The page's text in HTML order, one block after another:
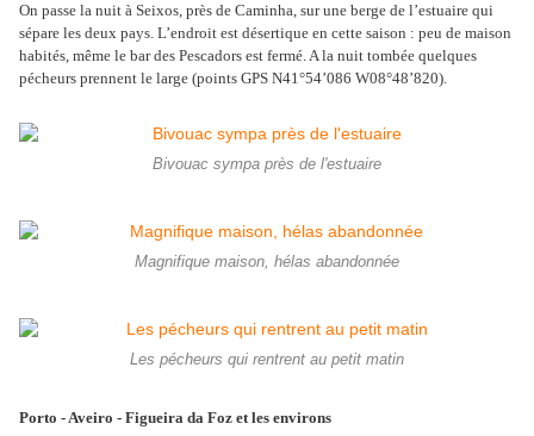
On passe la nuit à Seixos, près de Caminha, sur une berge de l’estuaire qui
sépare les deux pays. L’endroit est désertique en cette saison : peu de maison
habités, même le bar des Pescadors est fermé. A la nuit tombée quelques
pécheurs prennent le large (points GPS N41°54’086 W08°48’820).
Bivouac sympa près de l'estuaire
Magnifique maison, hélas abandonnée
Les pécheurs qui rentrent au petit matin
Porto - Aveiro - Figueira da Foz et les environs